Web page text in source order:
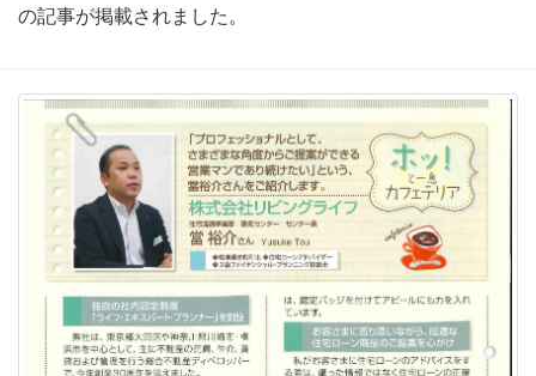
の記事が掲載されました。